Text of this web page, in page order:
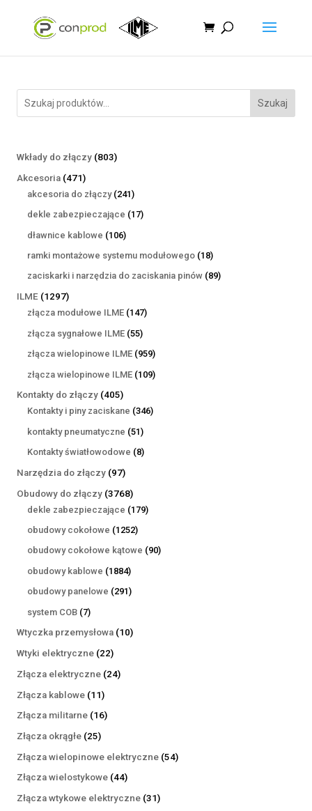
Szukaj
Wkłady do złączy 803803
Akcesoria 471471
produktów
akcesoria do złączy 241241
produktów
dekle zabezpieczające 1717
dławnice kablowe 106106
produktów
ramki montażowe systemu modułowego 1818
produktów
zaciskarki i narzędzia do zaciskania pinów 8989
ILME 12971297
produktów
złącza modułowe ILME 147147
złącza sygnałowe ILME 5555
produktów
złącza wielopinowe ILME 959959
produktów
złącza wielopinowe ILME 109109
Kontakty do złączy 405405
produktów
Kontakty i piny zaciskane 346346
kontakty pneumatyczne 5151
produktów
Kontakty światłowodowe 88
Narzędzia do złączy 9797
produktów
Obudowy do złączy 37683768
produktów
dekle zabezpieczające 179179
obudowy cokołowe 12521252
produkty
obudowy cokołowe kątowe 9090
obudowy kablowe 18841884
produkty
obudowy panelowe 291291
system COB 77
produktów
Wtyczka przemysłowa 1010
Wtyki elektryczne 2222
produkty
Złącza elektryczne 2424
Złącza kablowe 1111
produktów
Złącza militarne 1616
Złącza okrągłe 2525
produktów
Złącza wielopinowe elektryczne 5454
Złącza wielostykowe 4444
produkty
Złącza wtykowe elektryczne 3131